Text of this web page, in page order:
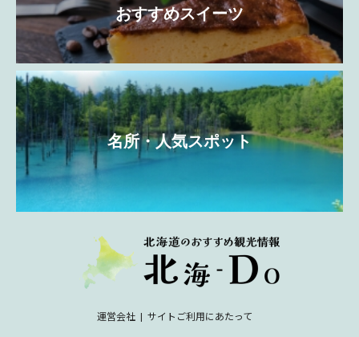
おすすめスイーツ
名所・人気スポット
運営会社 サイトご利用にあたって